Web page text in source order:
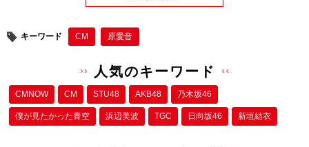
キーワード CM 原愛音
人気のキーワード
CMNOW CM STU48 AKB48 乃木坂46
僕が⾒たかった⻘空 浜辺美波 TGC 日向坂46 新垣結衣